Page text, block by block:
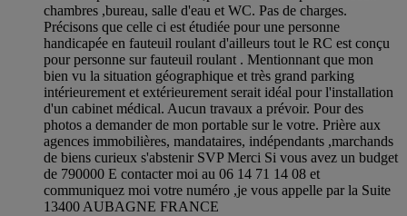
chambres ,bureau, salle d'eau et WC. Pas de charges.
Précisons que celle ci est étudiée pour une personne
handicapée en fauteuil roulant d'ailleurs tout le RC est conçu
pour personne sur fauteuil roulant . Mentionnant que mon
bien vu la situation géographique et très grand parking
intérieurement et extérieurement serait idéal pour l'installation
d'un cabinet médical. Aucun travaux a prévoir. Pour des
photos a demander de mon portable sur le votre. Prière aux
agences immobilières, mandataires, indépendants ,marchands
de biens curieux s'abstenir SVP Merci Si vous avez un budget
de 790000 E contacter moi au 06 14 71 14 08 et
communiquez moi votre numéro ,je vous appelle par la Suite
13400 AUBAGNE FRANCE